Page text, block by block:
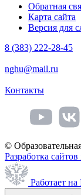
Обратная
Карта сайта
Версия для
8 (383) 222-28-45
nghu@mail.ru
Контакты
©
Разработка
Работает